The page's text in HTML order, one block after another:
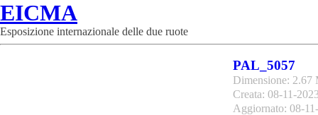
EICMA
Esposizione internazionale delle due ruote
PAL_5057
Dimensione: 2.67
Creata: 08-11-
Aggiornato: 08-